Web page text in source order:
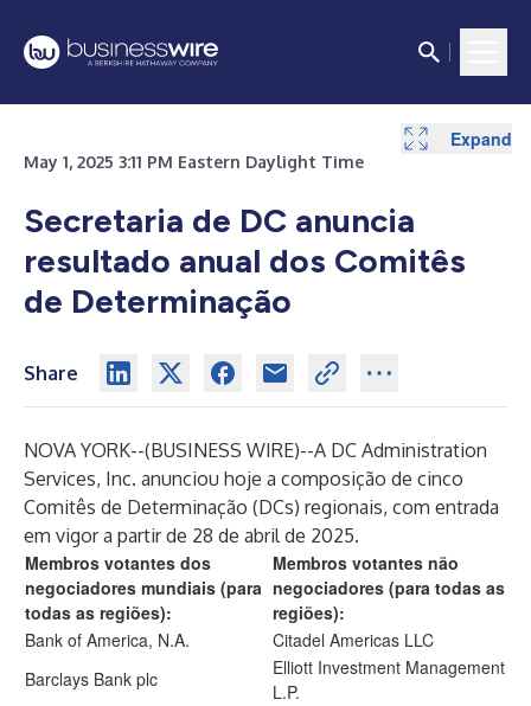
May 1, 2025 3:11 PM Eastern Daylight Time
Secretaria de DC anuncia
resultado anual dos Comitês
de Determinação
Share
NOVA YORK--(BUSINESS WIRE)--A DC Administration
Services, Inc. anunciou hoje a composição de cinco
Comitês de Determinação (DCs) regionais, com entrada
em vigor a partir de 28 de abril de 2025.
Membros votantes dos
negociadores mundiais (para
todas as regiões):
Membros votantes não
negociadores (para todas as
regiões):
Bank of America, N.A.
Citadel Americas LLC
Barclays Bank plc
Elliott Investment Management
L.P.
Expand